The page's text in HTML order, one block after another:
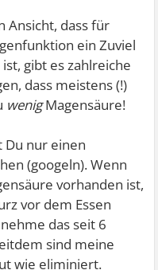
Ansicht, dass für
ein Zuviel
gibt es zahlreiche
dass meistens (!)
wenigMagensäure!
Du nur einen
(googeln). Wenn
vorhanden ist,
vor dem Essen
das seit 6
sind meine
wie eliminiert.